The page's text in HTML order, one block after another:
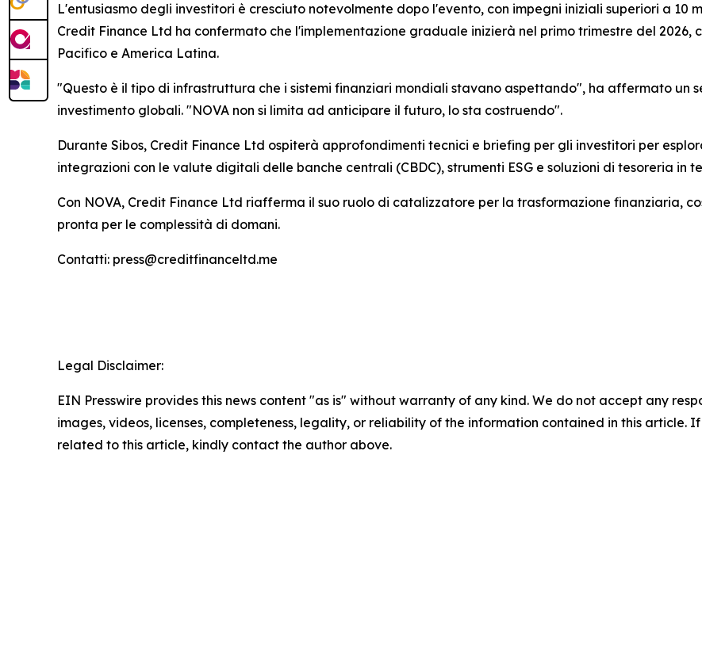
L'entusiasmo degli investitori è cresciuto notevolmente dopo l'evento, con impegni iniziali superiori a 10
Credit Finance Ltd ha confermato che l'implementazione graduale inizierà nel primo trimestre del 2026,
Pacifico e America Latina.
"Questo è il tipo di infrastruttura che i sistemi finanziari mondiali stavano aspettando", ha affermato un
investimento globali. "NOVA non si limita ad anticipare il futuro, lo sta costruendo".
Durante Sibos, Credit Finance Ltd ospiterà approfondimenti tecnici e briefing per gli investitori per
integrazioni con le valute digitali delle banche centrali (CBDC), strumenti ESG e soluzioni di tesoreria in
Con NOVA, Credit Finance Ltd riafferma il suo ruolo di catalizzatore per la trasformazione finanziaria,
pronta per le complessità di domani.
Contatti: press@creditfinanceltd.me
Legal Disclaimer:
EIN Presswire provides this news content "as is" without warranty of any kind. We do not accept any
images, videos, licenses, completeness, legality, or reliability of the information contained in this article.
related to this article, kindly contact the author above.